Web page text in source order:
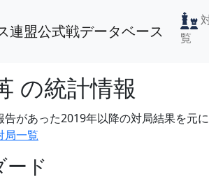
連盟公式戦データベース
覧
の統計情報
告があった2019年以降の対局結果を元
局一覧
ード